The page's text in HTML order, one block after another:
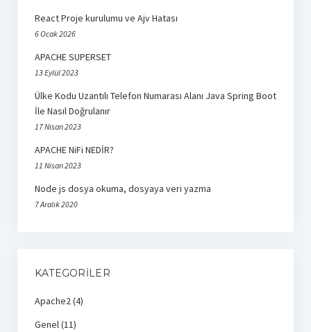
Zeynep Koyun
React Proje kurulumu ve Ajv Hatası
6 Ocak 2026
APACHE SUPERSET
13 Eylül 2023
Ülke Kodu Uzantılı Telefon Numarası Alanı Java Spring Boot
İle Nasıl Doğrulanır
17 Nisan 2023
APACHE NiFi NEDİR?
11 Nisan 2023
Node js dosya okuma, dosyaya veri yazma
7 Aralık 2020
KATEGORILER
Apache2(4)
Genel(11)